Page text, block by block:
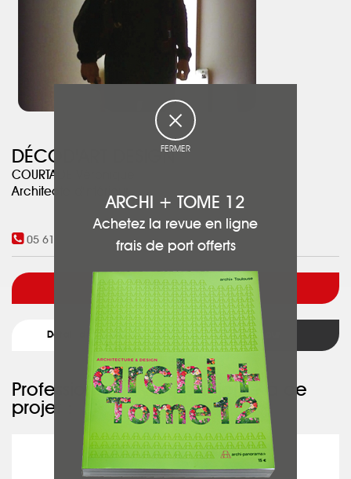
DÉCOD'ART DESIGN
COURTADE Véronique
Architecte d'intérieur
05 61 73 31 86
Voir l'architecte
Détail du projet Retour
Professionnel ayant participé à ce
projet :
L'ATELIER DE FORGE
FERMER
ARCHI + TOME 12
Achetez la revue en ligne
frais de port offerts